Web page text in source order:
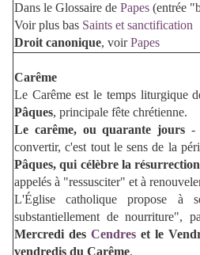
Dans le Glossaire de Papes (entrée
Voir plus bas Saints et sanctification
Droit canonique, voirPapes
Carême
Le Carême est le temps liturgique
Pâques, principale fête chrétienne.
Le carême, ou quarante jours -
convertir, c'est tout le sens de la
Pâques, qui célèbre la
appelés à "ressusciter" et à
L'Église catholique propose à
substantiellement de nourriture",
Mercredi des Cendreset le
vendredis du Carême.